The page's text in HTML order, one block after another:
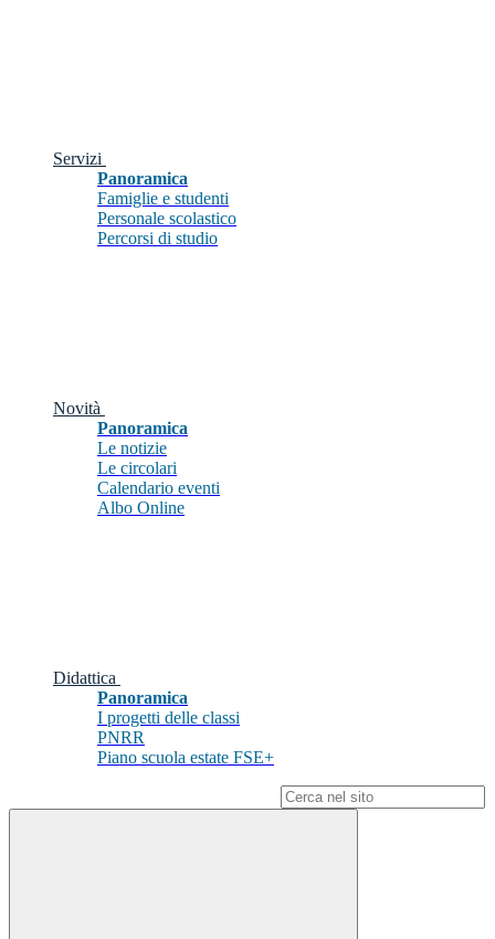
Servizi
Panoramica
Famiglie e studenti
Personale scolastico
Percorsi di studio
Novità
Panoramica
Le notizie
Le circolari
Calendario eventi
Albo Online
Didattica
Panoramica
I progetti delle classi
PNRR
Piano scuola estate FSE+